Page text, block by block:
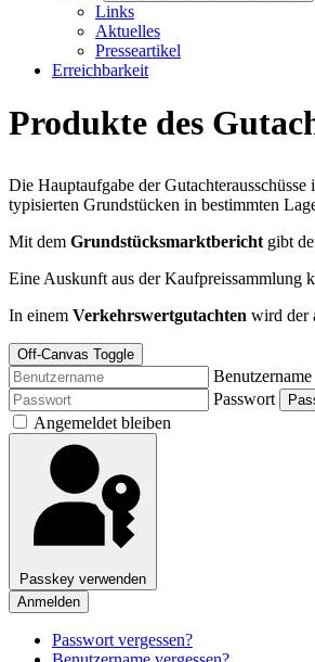
Links
Aktuelles
Presseartikel
Erreichbarkeit
Produkte des
Die Hauptaufgabe der
typisierten Grundstücken in bestimmten
Mit dem Grundstücksmarktberichtgibt
Eine Auskunft aus der Kaufpreissammlung
In einem Verkehrswertgutachten wird der
Off-Canvas Toggle
Benutzername
Passwort
Angemeldet bleiben
Passkey verwenden
Anmelden
Passwort vergessen?